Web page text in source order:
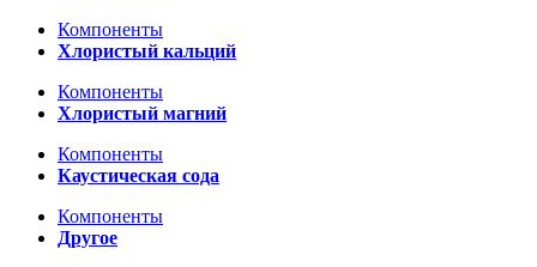
Компоненты
Хлористый кальций
Компоненты
Хлористый магний
Компоненты
Каустическая сода
Компоненты
Другое